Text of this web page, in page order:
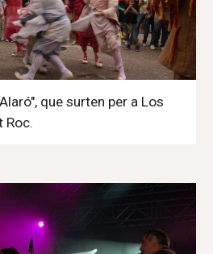
que surten per a Los
Roc.